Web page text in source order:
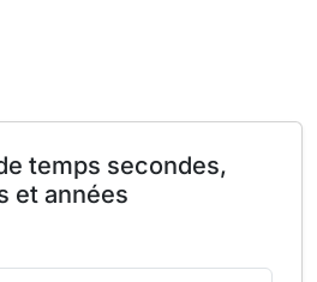
temps secondes,
et années